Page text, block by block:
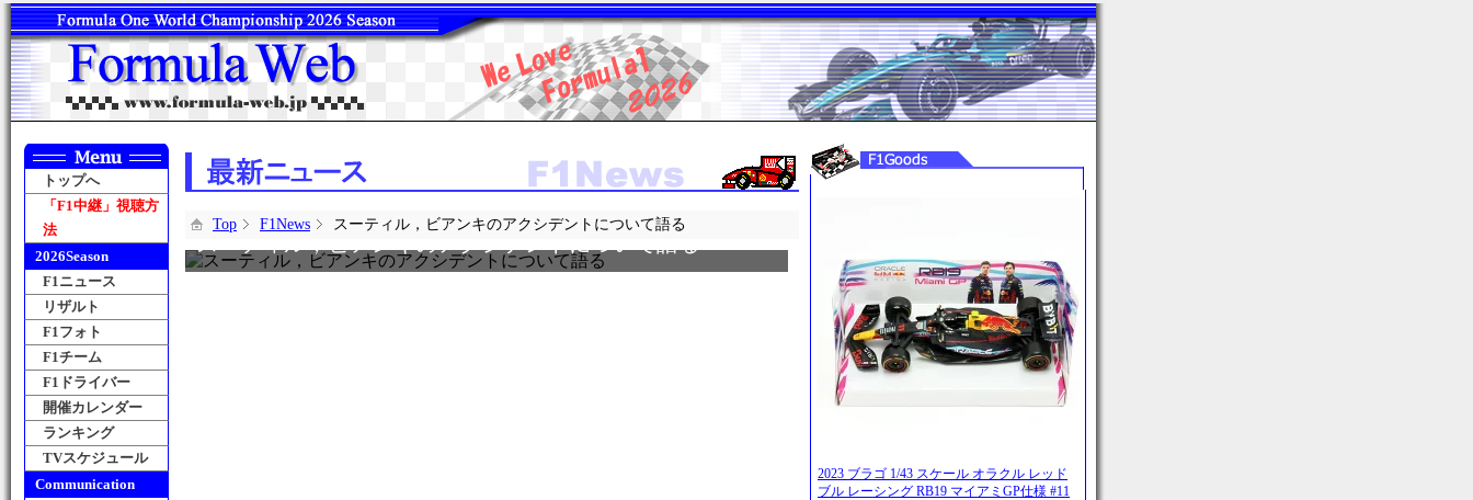
トップへ
「F1中継」視聴方
法
2026Season
F1ニュース
リザルト
F1フォト
F1チーム
F1ドライバー
開催カレンダー
ランキング
TVスケジュール
Communication
Top F1News スーティル，ビアンキのアクシデントについて語る
スーティル，ビアンキのアクシデントについて語る
2023 ブラゴ 1/43 スケール オラクル レッド
ブル レーシング RB19 マイアミGP仕様 #11